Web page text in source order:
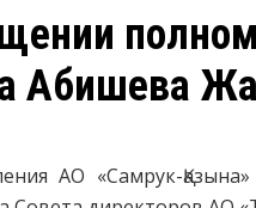
Абишева
АО «Самрук-